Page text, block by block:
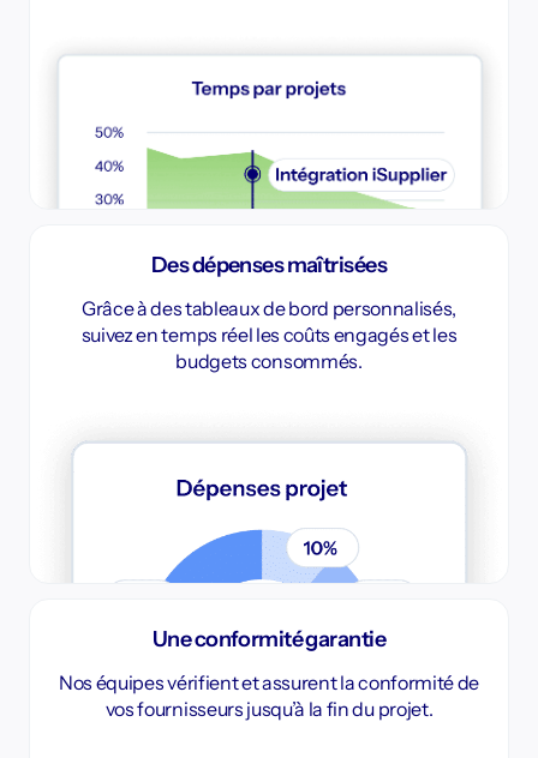
Des dépenses maîtrisées
Grâce à des tableaux de bord personnalisés,
suivez en temps réel les coûts engagés et les
budgets consommés.
Une conformité garantie
Nos équipes vérifient et assurent la conformité de
vos fournisseurs jusqu’à la fin du projet.